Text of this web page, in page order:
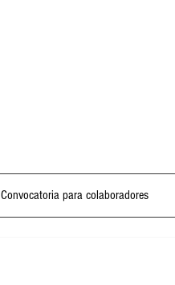
Convocatoria para colaboradores